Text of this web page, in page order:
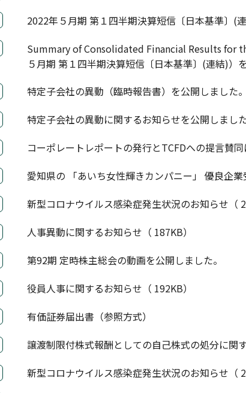
2022年５月期 第１四半期決算短信〔日本基準〕(
Summary of Consolidated Financial Results for
５月期 第１四半期決算短信〔日本基準〕(連結)）
特定子会社の異動（臨時報告書）を公開しました。
特定子会社の異動に関するお知らせを公開しました
コーポレートレポートの発行とTCFDへの提言賛同
愛知県の 「あいち女性輝きカンパニー」 優良企業
新型コロナウイルス感染症発生状況のお知らせ（
人事異動に関するお知らせ（ 187KB）
第92期 定時株主総会の動画を公開しました。
役員人事に関するお知らせ（ 192KB）
有価証券届出書（参照方式）
譲渡制限付株式報酬としての自己株式の処分に関
新型コロナウイルス感染症発生状況のお知らせ（